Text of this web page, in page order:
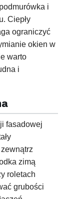
i
Ciepły
ograniczyć
okien w
warto
i
fasadowej
zimą
roletach
grubości